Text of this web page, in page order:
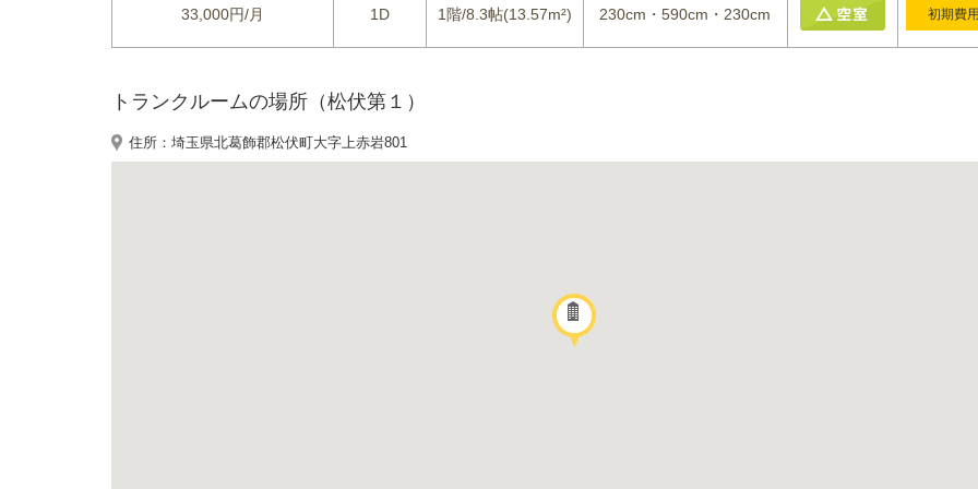
33,000円/月 1D 1階/8.3帖(13.57m²) 230cm・590cm・230cm 初期費
トランクルームの場所（松伏第１）
住所：埼玉県北葛飾郡松伏町大字上赤岩801